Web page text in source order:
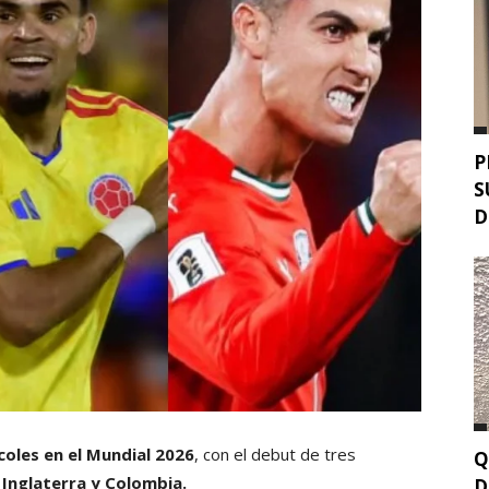
en el Mundial 2026, con el debut de tres
y Colombia.